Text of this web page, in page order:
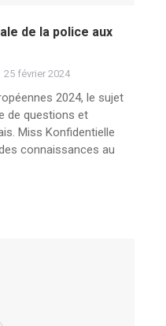
de la police aux
25 février 2024
2024, le sujet
de questions et
Miss Konfidentielle
connaissances au